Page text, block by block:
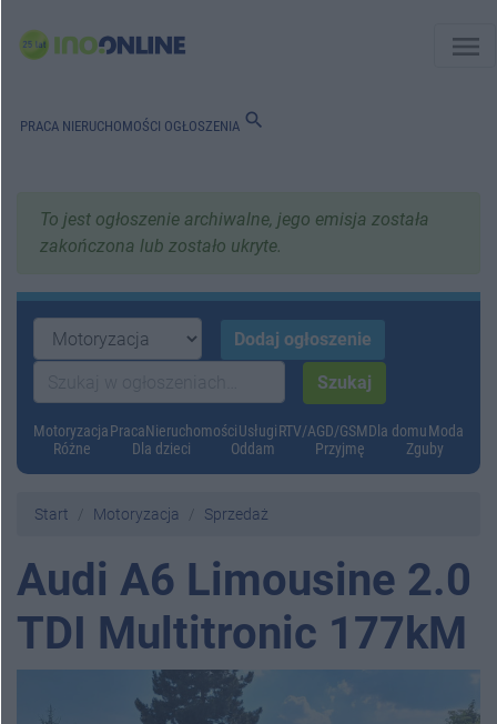
menu
PRACA NIERUCHOMOŚCI OGŁOSZENIA search
To jest ogłoszenie archiwalne, jego emisja została
zakończona lub zostało ukryte.
MotoryzacjaPracaNieruchomościUsługiRTV/AGD/GSMDla domuModa
Różne
Dla dzieci Oddam Przyjmę Zguby
Start Motoryzacja Sprzedaż
Audi A6 Limousine 2.0
TDI Multitronic 177kM